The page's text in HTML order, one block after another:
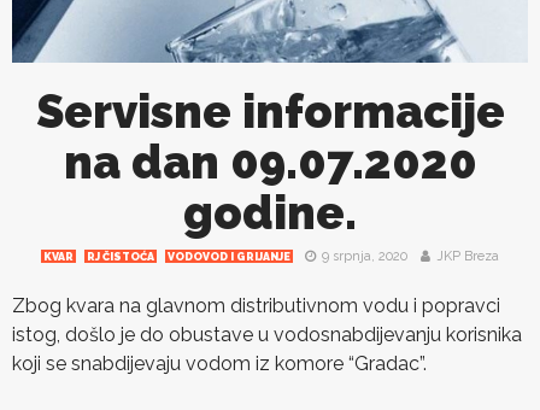
Servisne informacije
na dan 09.07.2020
godine.
KVAR RJ ČISTOĆA VODOVOD I GRIJANJE 9 srpnja, 2020 JKP Breza
Zbog kvara na glavnom distributivnom vodu i popravci
istog, došlo je do obustave u vodosnabdijevanju korisnika
koji se snabdijevaju vodom iz komore “Gradac”.